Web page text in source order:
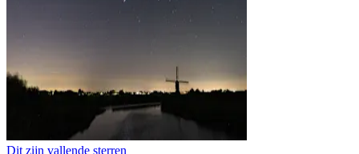
Dit zijn vallende sterren